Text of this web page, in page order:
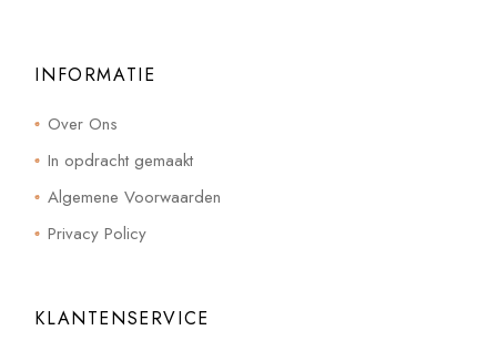
INFORMATIE
Over Ons
In opdracht gemaakt
Algemene Voorwaarden
Privacy Policy
KLANTENSERVICE